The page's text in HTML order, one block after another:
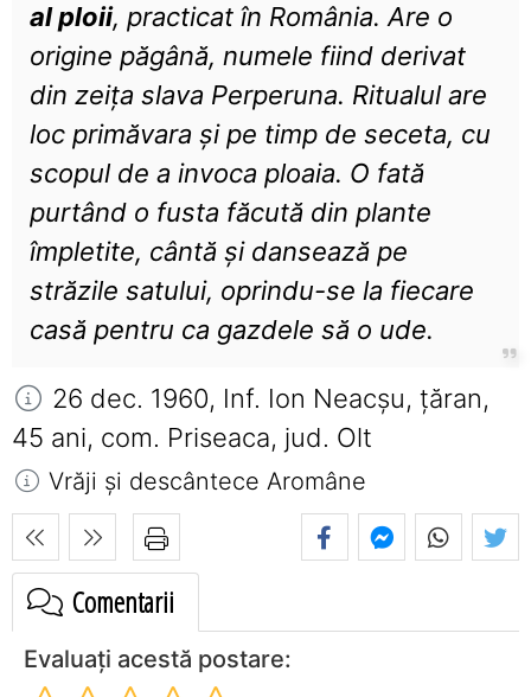
al ploii, practicat în România. Are o
origine păgână, numele fiind derivat
din zeița slava Perperuna. Ritualul are
loc primăvara și pe timp de seceta, cu
scopul de a invoca ploaia. O fată
purtând o fusta făcută din plante
împletite, cântă și dansează pe
străzile satului, oprindu-se la fiecare
casă pentru ca gazdele să o ude.
26 dec. 1960, Inf. Ion Neacșu, țăran,
45 ani, com. Priseaca, jud. Olt
Vrăji și descântece Aromâne
Comentarii
Evaluați acestă postare: